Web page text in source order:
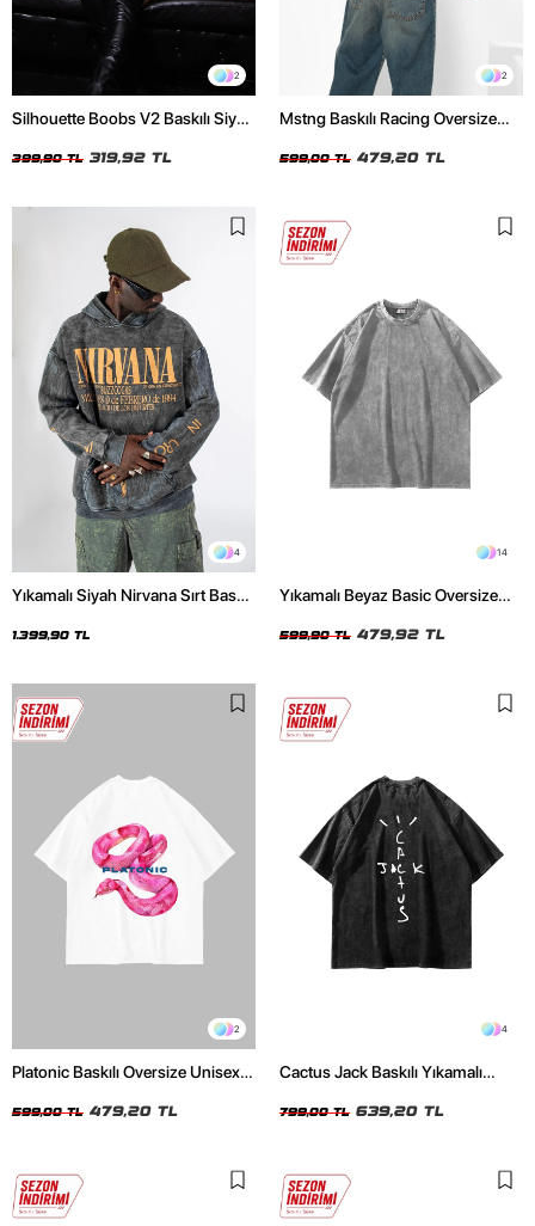
2
Silhouette Boobs V2 Baskılı Siyah
399,90 TL 319,92 TL
2
Mstng Baskılı Racing Oversize
599,00 TL 479,20 TL
4
Yıkamalı Siyah Nirvana Sırt Baskılı
1.399,90 TL
14
Yıkamalı Beyaz Basic Oversize
599,90 TL 479,92 TL
2
Platonic Baskılı Oversize Unisex
599,00 TL 479,20 TL
4
Cactus Jack Baskılı Yıkamalı
799,00 TL 639,20 TL